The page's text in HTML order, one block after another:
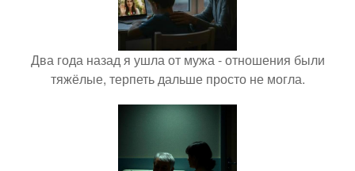
Два года назад я ушла от мужа - отношения были
тяжёлые, терпеть дальше просто не могла.